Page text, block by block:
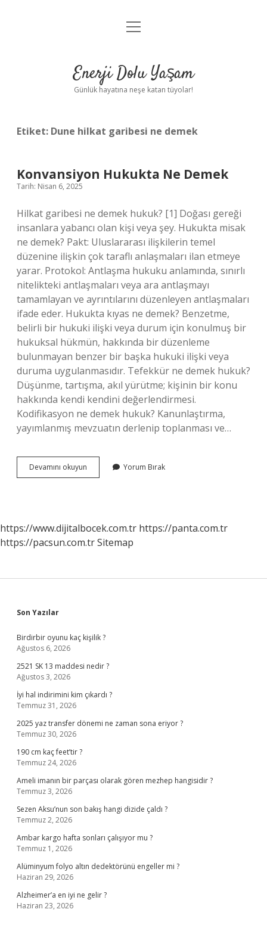
Anasayfa
Yasal Uyarı
menüyü
Enerji Dolu Yaşam
Günlük hayatına neşe katan tüyolar!
Etiket: Dune hilkat garibesi ne demek
Konvansiyon Hukukta Ne Demek
Tarih: Nisan 6, 2025
Hilkat garibesi ne demek hukuk? [1] Doğası gereği
insanlara yabancı olan kişi veya şey. Hukukta misak
ne demek? Pakt: Uluslararası ilişkilerin temel
düzenine ilişkin çok taraflı anlaşmaları ilan etmeye
yarar. Protokol: Antlaşma hukuku anlamında, sınırlı
nitelikteki antlaşmaları veya ara antlaşmayı
tamamlayan ve ayrıntılarını düzenleyen antlaşmaları
ifade eder. Hukukta kıyas ne demek? Benzetme,
belirli bir hukuki ilişki veya durum için konulmuş bir
hukuksal hükmün, hakkında bir düzenleme
bulunmayan benzer bir başka hukuki ilişki veya
duruma uygulanmasıdır. Tefekkür ne demek hukuk?
Düşünme, tartışma, akıl yürütme; kişinin bir konu
hakkında kendi kendini değerlendirmesi.
Kodifikasyon ne demek hukuk? Kanunlaştırma,
yayımlanmış mevzuatın derlenip toplanması ve…
Devamını okuyun Konvansiyon
Hukukta
Yorum Bırak
https://www.dijitalbocek.com.tr https://panta.com.tr
https://pacsun.com.trSitemap
Sidebar
Son Yazılar
Birdirbir oyunu kaç kişilik ?
Ağustos 6, 2026
2521 SK 13 maddesi nedir ?
Ağustos 3, 2026
İyi hal indirimini kim çıkardı ?
Temmuz 31, 2026
2025 yaz transfer dönemi ne zaman sona eriyor ?
Temmuz 30, 2026
190 cm kaç feet’tir ?
Temmuz 24, 2026
Ameli imanın bir parçası olarak gören mezhep hangisidir ?
Temmuz 3, 2026
Sezen Aksu’nun son bakış hangi dizide çaldı ?
Temmuz 2, 2026
Ambar kargo hafta sonları çalışıyor mu ?
Temmuz 1, 2026
Alüminyum folyo altın dedektörünü engeller mi ?
Haziran 29, 2026
Alzheimer’a en iyi ne gelir ?
Haziran 23, 2026